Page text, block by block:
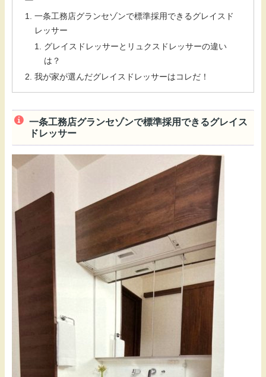
一条工務店グランセゾンで標準採用できるグレイスド
レッサー
グレイスドレッサーとリュクスドレッサーの違い
は？
我が家が選んだグレイスドレッサーはコレだ！
一条工務店グランセゾンで標準採用できるグレイス
ドレッサー